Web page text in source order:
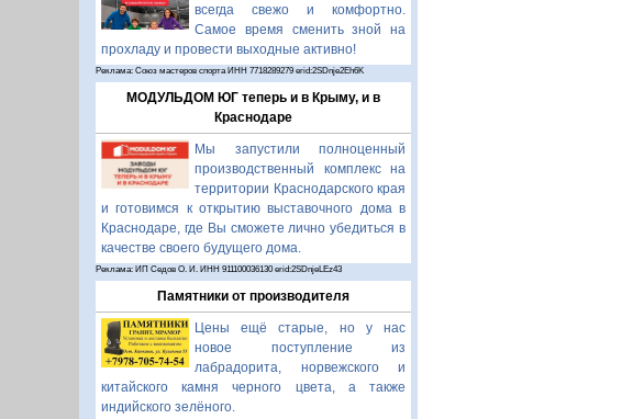
всегда свежо и комфортно.
Самое время сменить зной на
прохладу и провести выходные активно!
Реклама: Союз мастеров спорта ИНН 7718289279 erid:2SDnje2Eh6K
МОДУЛЬДОМ ЮГ теперь и в Крыму, и в
Краснодаре
Мы запустили полноценный
производственный комплекс на
территории Краснодарского края
и готовимся к открытию выставочного дома в
Краснодаре, где Вы сможете лично убедиться в
качестве своего будущего дома.
Реклама: ИП Седов О. И. ИНН 911100036130 erid:2SDnjeLEz43
Памятники от производителя
Цены ещё старые, но у нас
новое поступление из
лабрадорита, норвежского и
китайского камня черного цвета, а также
индийского зелёного.